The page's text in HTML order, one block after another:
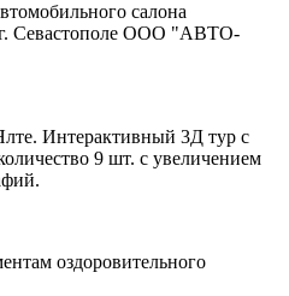
салона
Севастополе ООО "АВТО-
Интерактивный 3Д тур с
9 шт. с увеличением
оздоровительного